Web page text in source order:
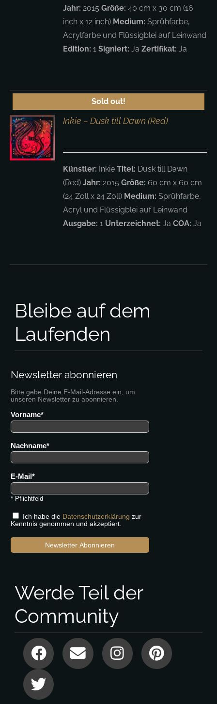
Jahr: 2015Größe: 40 cm x 30 cm (16
inch x 12 inch) Medium: Sprühfarbe,
Acrylfarbe und Flüssigblei auf Leinwand
Edition: 1Signiert: JaZertifikat: Ja
Sold out!
Inkie – Dusk till Dawn (Red)
Künstler: InkieTitel: Dusk till Dawn
(Red)Jahr: 2015Größe: 60 cm x 60 cm
(24 Zoll x 24 Zoll) Medium: Sprühfarbe,
Acryl und Flüssigblei auf Leinwand
Ausgabe: 1 Unterzeichnet: JaCOA: Ja
Bleibe auf dem
Laufenden
Newsletter abonnieren
Bitte gebe Deine E-Mail-Adresse ein, um
unseren Newsletter zu abonnieren.
Vorname
Nachname
E-Mail
* Pflichtfeld
Ich habe die Datenschutzerklärung zur
Kenntnis genommen und akzeptiert.
Newsletter Abonnieren
Werde Teil der
Community